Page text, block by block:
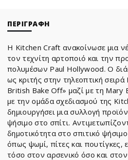
ΠΕΡΙΓΡΑΦΉ
Η Kitchen Craft ανακοίνωσε μια
τον τεχνίτη αρτοποιό και την
πολυμέσων Paul Hollywood. Ο
ως κριτής στην τηλεοπτική
British Bake Off» μαζί με τη Mary
με την ομάδα σχεδιασμού της
δημιουργήσει μια συλλογή
ψήσιμο στο σπίτι.
δημοτικότητα στο σπιτικό
όπως ψωμί, πίτες και πουτίγκες,
τόσο στον αρσενικό όσο και